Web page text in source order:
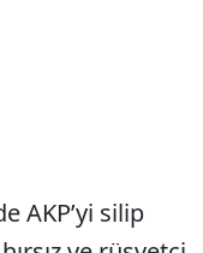
AKP’yi silip